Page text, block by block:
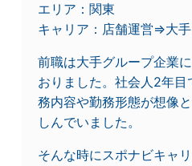
エリア：関東
キャリア：店舗運営⇒大
前職は大手グループ企業
おりました。社会人2年
務内容や勤務形態が想像
しんでいました。
そんな時にスポナビキャリ